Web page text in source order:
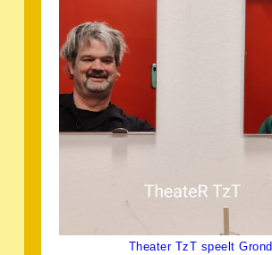
Theater TzT speelt Grond